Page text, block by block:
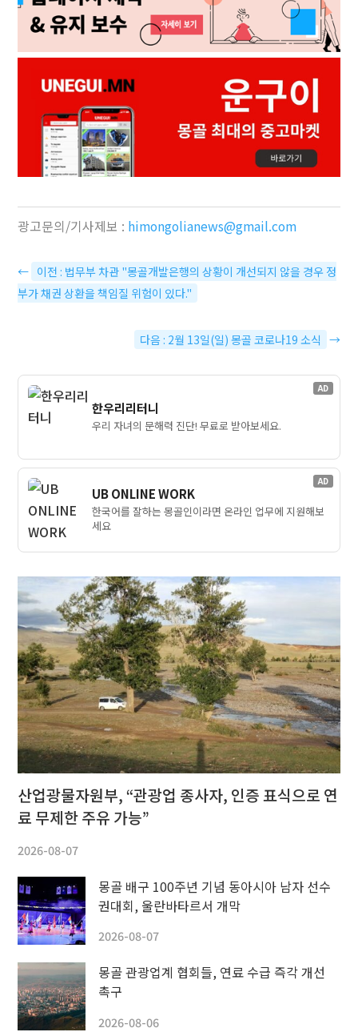
광고문의/기사제보 : himongolianews@gmail.com
← 이전 : 법무부 차관 "몽골개발은행의 상황이 개선되지 않을 경우 정
부가 채권 상환을 책임질 위험이 있다."
다음 : 2월 13일(일) 몽골 코로나19 소식 →
AD
한우리리터니
우리 자녀의 문해력 진단! 무료로 받아보세요.
AD
UB ONLINE WORK
한국어를 잘하는 몽골인이라면 온라인 업무에 지원해보
세요
산업광물자원부, “관광업 종사자, 인증 표식으로 연
료 무제한 주유 가능”
2026-08-07
몽골 배구 100주년 기념 동아시아 남자 선수
권대회, 울란바타르서 개막
2026-08-07
몽골 관광업계 협회들, 연료 수급 즉각 개선
촉구
2026-08-06